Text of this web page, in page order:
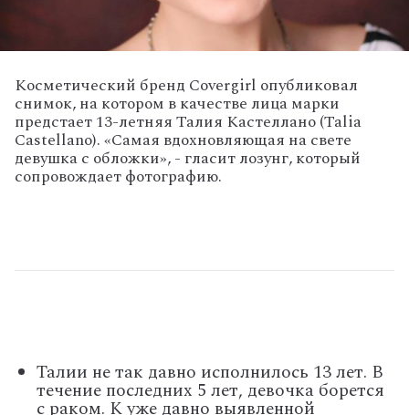
Косметический бренд Covergirl опубликовал
снимок, на котором в качестве лица марки
предстает 13-летняя Талия Кастеллано (Talia
Castellano). «Самая вдохновляющая на свете
девушка с обложки», - гласит лозунг, который
сопровождает фотографию.
Талии не так давно исполнилось 13 лет. В
течение последних 5 лет, девочка борется
с раком. К уже давно выявленной